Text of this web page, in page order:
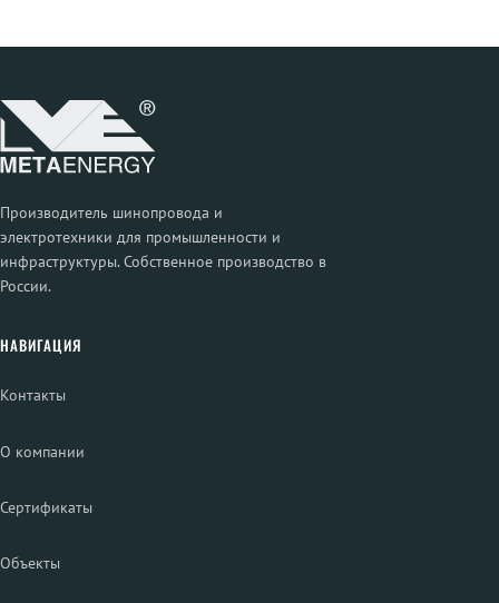
Производитель шинопровода и
электротехники для промышленности и
инфраструктуры. Собственное производство в
России.
НАВИГАЦИЯ
Контакты
О компании
Сертификаты
Объекты